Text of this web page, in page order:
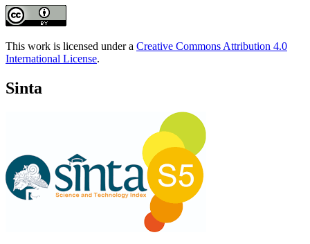
This work is licensed under a Creative Commons Attribution 4.0
International License.
Sinta